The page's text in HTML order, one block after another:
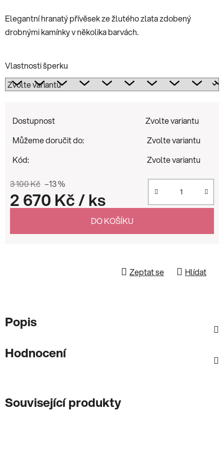
Elegantní hranatý přívěsek ze žlutého zlata zdobený
drobnými kamínky v několika barvách.
Vlastnosti šperku
Dostupnost
Zvolte variantu
Můžeme doručit do:
Zvolte variantu
Kód:
Zvolte variantu
3 100 Kč –13 %
2 670 Kč/ ks
DO KOŠÍKU
Zeptat se Hlídat
Popis
Hodnocení
Související produkty